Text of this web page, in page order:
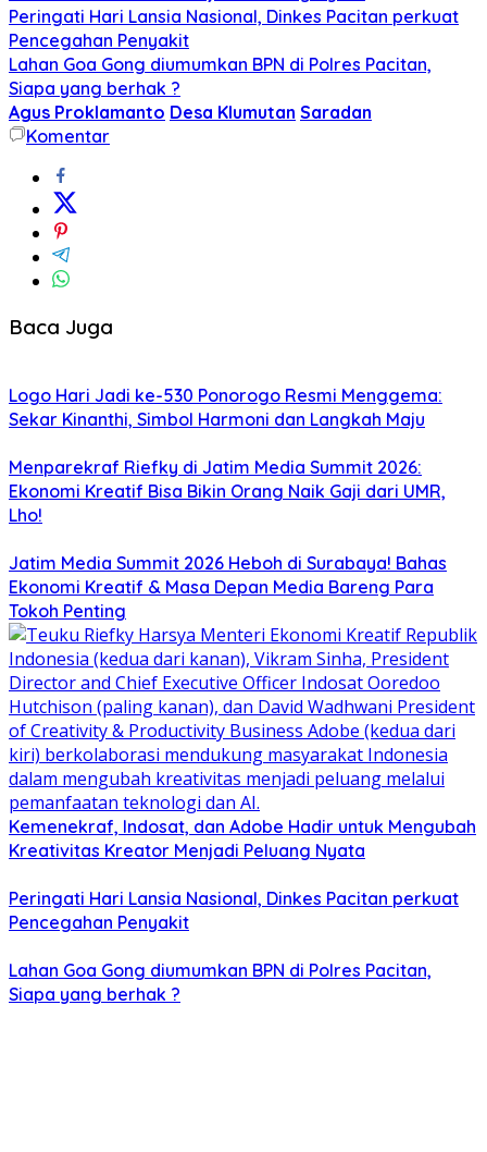
Peringati Hari Lansia Nasional, Dinkes Pacitan perkuat
Pencegahan Penyakit
Lahan Goa Gong diumumkan BPN di Polres Pacitan,
Siapa yang berhak ?
Agus Proklamanto Desa Klumutan Saradan
Komentar
Baca Juga
Logo Hari Jadi ke-530 Ponorogo Resmi Menggema:
Sekar Kinanthi, Simbol Harmoni dan Langkah Maju
Menparekraf Riefky di Jatim Media Summit 2026:
Ekonomi Kreatif Bisa Bikin Orang Naik Gaji dari UMR,
Lho!
Jatim Media Summit 2026 Heboh di Surabaya! Bahas
Ekonomi Kreatif & Masa Depan Media Bareng Para
Tokoh Penting
Kemenekraf, Indosat, dan Adobe Hadir untuk Mengubah
Kreativitas Kreator Menjadi Peluang Nyata
Peringati Hari Lansia Nasional, Dinkes Pacitan perkuat
Pencegahan Penyakit
Lahan Goa Gong diumumkan BPN di Polres Pacitan,
Siapa yang berhak ?